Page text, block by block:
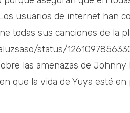
usuarios de internet han
todas sus canciones de la
status/
las amenazas de
que la vida de Yuya esté